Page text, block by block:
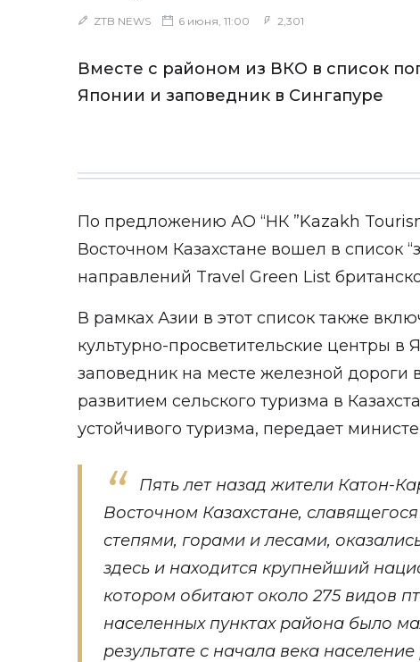
ZTB NEWS 6 июня, 11:00 2,301
Вместе с районом из ВКО в список
Японии и заповедник в Сингапуре
По предложению АО “НК ”Kazakh
Восточном Казахстане вошел в список
направлений Travel Green List
В рамках Азии в этот список также
культурно-просветительские центры
заповедник на месте железной дороги
развитием сельского туризма в
устойчивого туризма, передает
Пять лет назад жители Катон-
Восточном Казахстане,
степями, горами и лесами,
здесь и находится крупнейший
котором обитают около 275 видов
населенных пунктах района было
результате с начала века